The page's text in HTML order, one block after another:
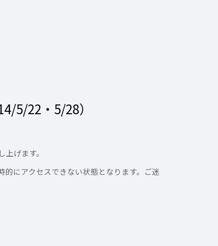
5/22・5/28）
げます。
にアクセスできない状態となります。ご迷